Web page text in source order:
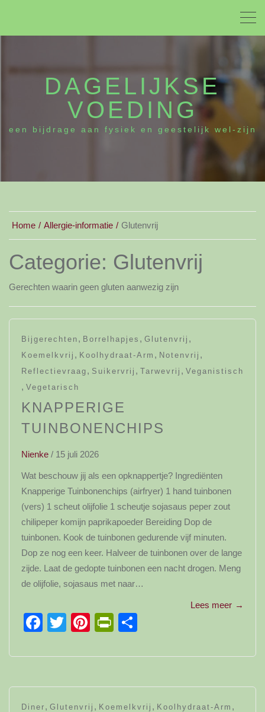
DAGELIJKSE
VOEDING
een bijdrage aan fysiek en geestelijk wel-zijn
Home Allergie-informatie Glutenvrij
Categorie: Glutenvrij
Gerechten waarin geen gluten aanwezig zijn
Bijgerechten , Borrelhapjes , Glutenvrij ,
Koemelkvrij , Koolhydraat-Arm , Notenvrij ,
Reflectievraag , Suikervrij , Tarwevrij , Veganistisch
, Vegetarisch
KNAPPERIGE
TUINBONENCHIPS
Nienke / 15 juli 2026
Wat beschouw jij als een opknappertje? Ingrediënten
Knapperige Tuinbonenchips (airfryer) 1 hand tuinbonen
(vers) 1 scheut olijfolie 1 scheutje sojasaus peper zout
chilipeper komijn paprikapoeder Bereiding Dop de
tuinbonen. Kook de tuinbonen gedurende vijf minuten.
Dop ze nog een keer. Halveer de tuinbonen over de lange
zijde. Laat de gedopte tuinbonen een nacht drogen. Meng
de olijfolie, sojasaus met naar…
Lees meer →
Facebook
TwitterPinterest
PrintFriendly
Diner , Glutenvrij , Koemelkvrij , Koolhydraat-Arm ,